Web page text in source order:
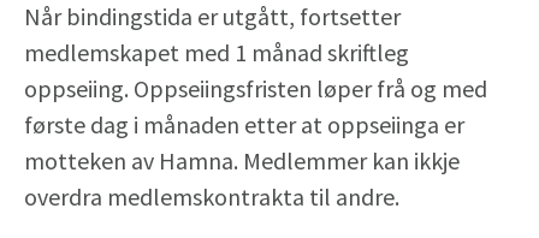
Når bindingstida er utgått, fortsetter
medlemskapet med 1 månad skriftleg
oppseiing. Oppseiingsfristen løper frå og med
første dag i månaden etter at oppseiinga er
motteken av Hamna. Medlemmer kan ikkje
overdra medlemskontrakta til andre.